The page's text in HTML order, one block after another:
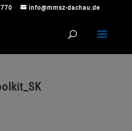
info@mmsz-dachau.de